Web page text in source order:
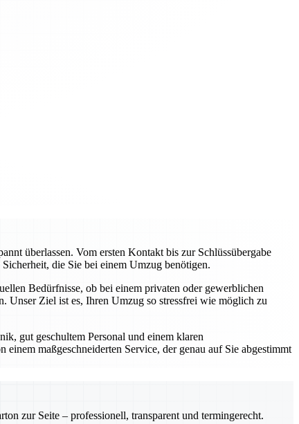
überlassen. Vom ersten Kontakt bis zur Schlüssübergabe
die Sie bei einem Umzug benötigen.
Bedürfnisse, ob bei einem privaten oder gewerblichen
Unser Ziel ist es, Ihren Umzug so stressfrei wie möglich zu
gut geschultem Personal und einem klaren
maßgeschneiderten Service, der genau auf Sie abgestimmt
zur Seite – professionell, transparent und termingerecht.